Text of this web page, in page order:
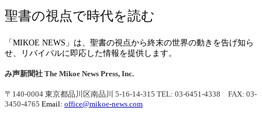
聖書の視点で時代を読む
「MIKOE NEWS」は、聖書の視点から終末の世界の動きを告げ知ら
せ、リバイバルに即応した情報を提供します。
み声新聞社 The Mikoe News Press, Inc.
〒140-0004 東京都品川区南品川 5-16-14-315 TEL: 03-6451-4338 FAX: 03-
3450-4765 Email: office@mikoe-news.com